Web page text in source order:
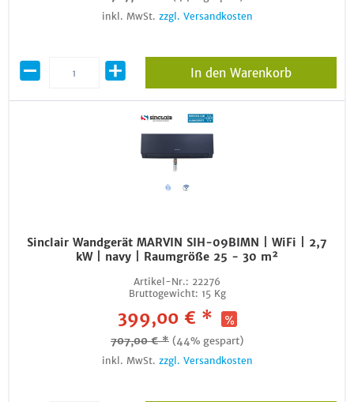
inkl. MwSt. zzgl. Versandkosten
In den Warenkorb
Sinclair Wandgerät MARVIN SIH-09BIMN | WiFi | 2,7
kW | navy | Raumgröße 25 - 30 m²
Artikel-Nr.: 22276
Bruttogewicht: 15 Kg
399,00 € *
707,00 € * (44% gespart)
inkl. MwSt. zzgl. Versandkosten